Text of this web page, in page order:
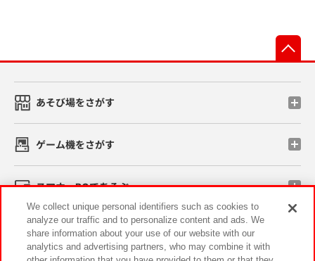
あそび場をさがす
ゲーム機をさがす
スマホ・PCであそぶ
イベント・キャンペーン
We collect unique personal identifiers such as cookies to
analyze our traffic and to personalize content and ads. We
share information about your use of our website with our
analytics and advertising partners, who may combine it with